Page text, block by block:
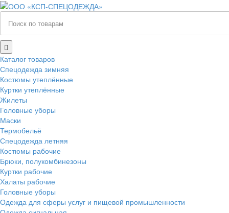
Каталог товаров
Спецодежда зимняя
Костюмы утеплённые
Куртки утеплённые
Жилеты
Головные уборы
Маски
Термобельё
Спецодежда летняя
Костюмы рабочие
Брюки, полукомбинезоны
Куртки рабочие
Халаты рабочие
Головные уборы
Одежда для сферы услуг и пищевой промышленности